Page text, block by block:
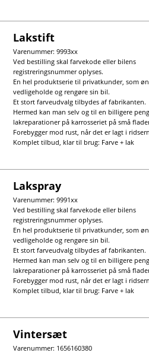
Lakstift
Varenummer: 9993xx
Ved bestilling skal farvekode eller bilens
registreringsnummer oplyses.
En hel produktserie til privatkunder, som
vedligeholde og rengøre sin bil.
Et stort farveudvalg tilbydes af fabrikanten.
Hermed kan man selv og til en billigere
lakreparationer på karrosseriet på små
Forebygger mod rust, når det er lagt i
Komplet tilbud, klar til brug: Farve + lak
Lakspray
Varenummer: 9991xx
Ved bestilling skal farvekode eller bilens
registreringsnummer oplyses.
En hel produktserie til privatkunder, som
vedligeholde og rengøre sin bil.
Et stort farveudvalg tilbydes af fabrikanten.
Hermed kan man selv og til en billigere
lakreparationer på karrosseriet på små
Forebygger mod rust, når det er lagt i
Komplet tilbud, klar til brug: Farve + lak
Vintersæt
Varenummer: 1656160380